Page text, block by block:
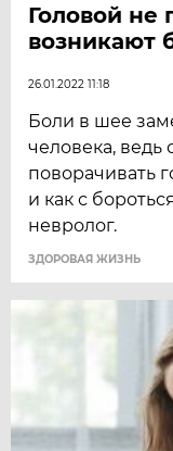
Головой не
возникают
26.01.2022 11:18
Боли в шее
человека,
поворачивать
и как с
невролог.
ЗДОРОВАЯ ЖИЗНЬ